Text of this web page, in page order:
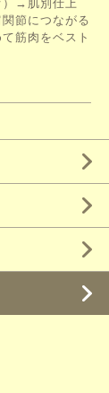
→肌別仕上
節につながる
筋肉をベスト